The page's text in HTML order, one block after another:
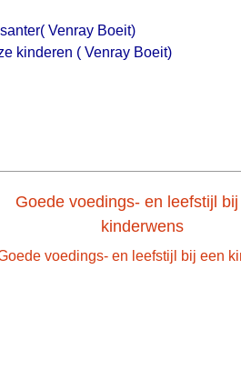
Venray Boeit)
kinderen ( Venray Boeit)
Goede voedings- en leefstijl
kinderwens